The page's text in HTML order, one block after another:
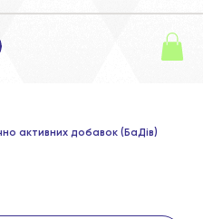
активних добавок (БаДів)